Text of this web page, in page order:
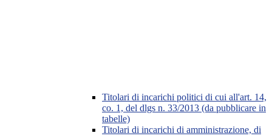
Titolari di incarichi politici di cui all'art. 14,
co. 1, del dlgs n. 33/2013 (da pubblicare in
tabelle)
Titolari di incarichi di amministrazione, di